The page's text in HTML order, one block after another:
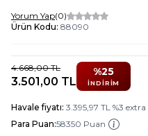
Yorum Yap(0)
Ürün Kodu: 88090
4.668,00TL
3.501,00 TL
%25
İNDIRIM
Havale fiyatı: 3.395,97 TL %3
Para Puan:58350 Puan